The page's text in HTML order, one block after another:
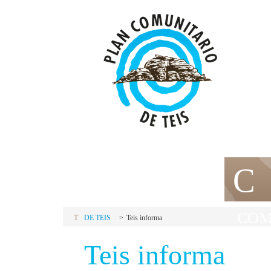
C
T DE TEIS Teis informa
Teis informa